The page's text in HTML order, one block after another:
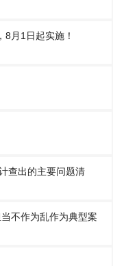
月1日起实施！
查出的主要问题清
不作为乱作为典型案